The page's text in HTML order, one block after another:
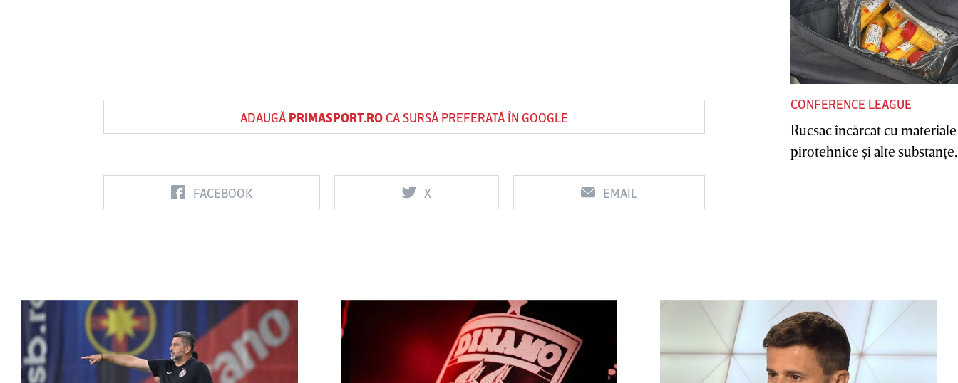
ADAUGĂ PRIMASPORT.ROCA SURSĂ PREFERATĂ ÎN GOOGLE
FACEBOOK X EMAIL
CONFERENCE LEAGUE
Rucsac încărcat cu materiale
pirotehnice şi alte substanţe,